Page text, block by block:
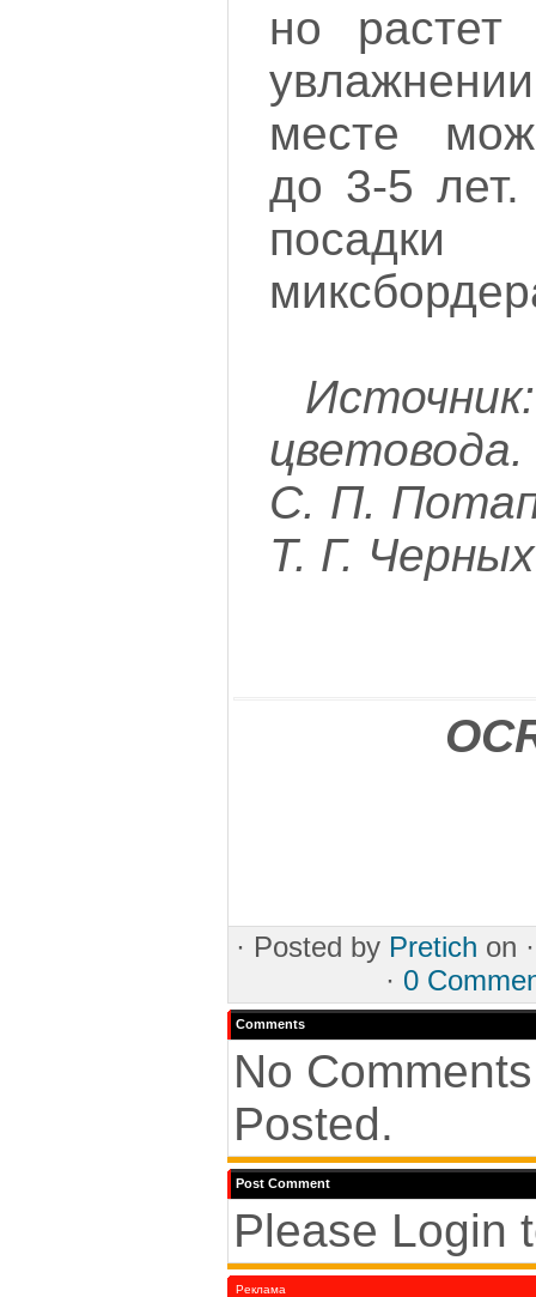
но
месте
до 3-5 лет.
С. П.
Т. Г.
· Posted by Pretich on
· 0
Comments
No
Posted.
Post Comment
Please Login
Реклама